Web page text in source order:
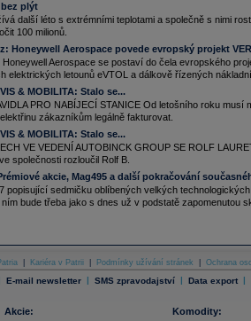
plýt
další léto s extrémními teplotami a společně s nimi
100 milionů.
Honeywell Aerospace povede evropský projekt
Honeywell Aerospace se postaví do čela evropského
elektrických letounů eVTOL a dálkově řízených
& MOBILITA: Stalo se...
PRO NABÍJECÍ STANICE Od letošního roku
zákazníkům legálně fakturovat.
& MOBILITA: Stalo se...
VE VEDENÍ AUTOBINCK GROUP SE ROLF
společnosti rozloučil Rolf B.
akcie, Mag495 a další pokračování
popisující sedmičku oblíbených velkých
bude třeba jako s dnes už v podstatě zapomenutou
Kariéra v Patrii Podmínky užívání stránek Ochrana
E-mail newsletter | SMS zpravodajství | Data export |
Akcie: Komodity: